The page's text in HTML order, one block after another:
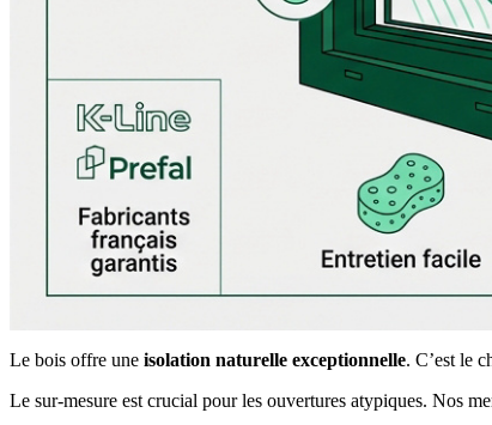
Le bois offre une isolation naturelle exceptionnelle. C’est le
Le sur-mesure est crucial pour les ouvertures atypiques. Nos